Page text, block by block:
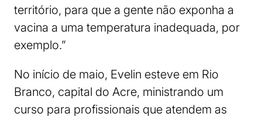
território, para que a gente não exponha a
vacina a uma temperatura inadequada, por
exemplo.”
No início de maio, Evelin esteve em Rio
Branco, capital do Acre, ministrando um
curso para profissionais que atendem as